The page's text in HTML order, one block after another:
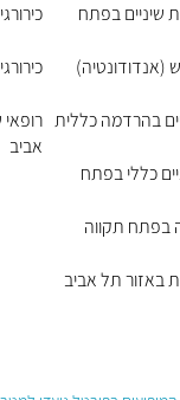
שיניים בפתח
(אנדודונטיה)
בהרדמה כללית
כללי בפתח
בפתח תקווה
באזור תל אביב
אביב